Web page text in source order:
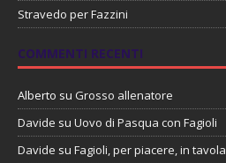
Stravedo per Fazzini
COMMENTI RECENTI
Alberto su Grosso allenatore
Davide su Uovo di Pasqua con Fagioli
Davide su Fagioli, per piacere, in tavola